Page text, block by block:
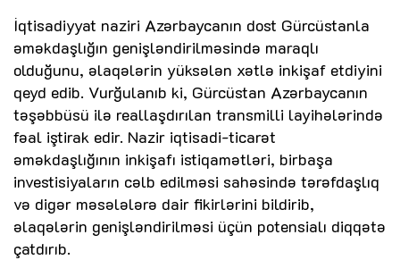
İqtisadiyyat naziri Azərbaycanın dost Gürcüstanla
əməkdaşlığın genişləndirilməsində maraqlı
olduğunu, əlaqələrin yüksələn xətlə inkişaf etdiyini
qeyd edib. Vurğulanıb ki, Gürcüstan Azərbaycanın
təşəbbüsü ilə reallaşdırılan transmilli layihələrində
fəal iştirak edir. Nazir iqtisadi-ticarət
əməkdaşlığının inkişafı istiqamətləri, birbaşa
investisiyaların cəlb edilməsi sahəsində tərəfdaşlıq
və digər məsələlərə dair fikirlərini bildirib,
əlaqələrin genişləndirilməsi üçün potensialı diqqətə
çatdırıb.